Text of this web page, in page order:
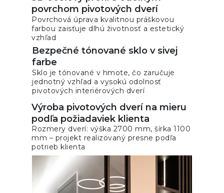
Výroba pivotových dverí na mieru
podľa požiadaviek klienta
Rozmery dverí: výška 2700 mm, šírka 1100
mm – projekt realizovaný presne podľa
potrieb klienta
Povrchová úprava kvalitnou práškovou
farbou zaisťuje dlhú životnosť a estetický
vzhľad
povrchom pivotových dverí
Sklo je tónované v hmote, čo zaručuje
jednotný vzhľad a vysokú odolnosť
pivotových interiérových dverí
Bezpečné tónované sklo v sivej
farbe
Získať cenovú ponuku